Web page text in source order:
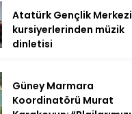
Atatürk Gençlik Merkezi
kursiyerlerinden müzik
dinletisi
Güney Marmara
Koordinatörü Murat